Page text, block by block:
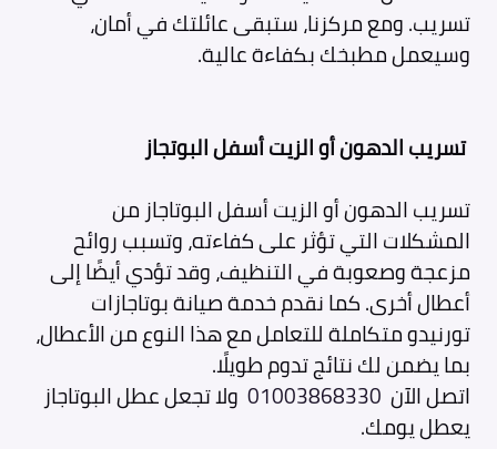
تسريب. ومع مركزنا، ستبقى عائلتك في أمان،
وسيعمل مطبخك بكفاءة عالية.
تسريب الدهون أو الزيت أسفل البوتجاز
تسريب الدهون أو الزيت أسفل البوتاجاز من
المشكلات التي تؤثر على كفاءته، وتسبب روائح
مزعجة وصعوبة في التنظيف، وقد تؤدي أيضًا إلى
أعطال أخرى. كما نقدم خدمة صيانة بوتاجازات
تورنيدو متكاملة للتعامل مع هذا النوع من الأعطال،
بما يضمن لك نتائج تدوم طويلًا.
اتصل الآن 01003868330 ولا تجعل عطل البوتاجاز
يعطل يومك.